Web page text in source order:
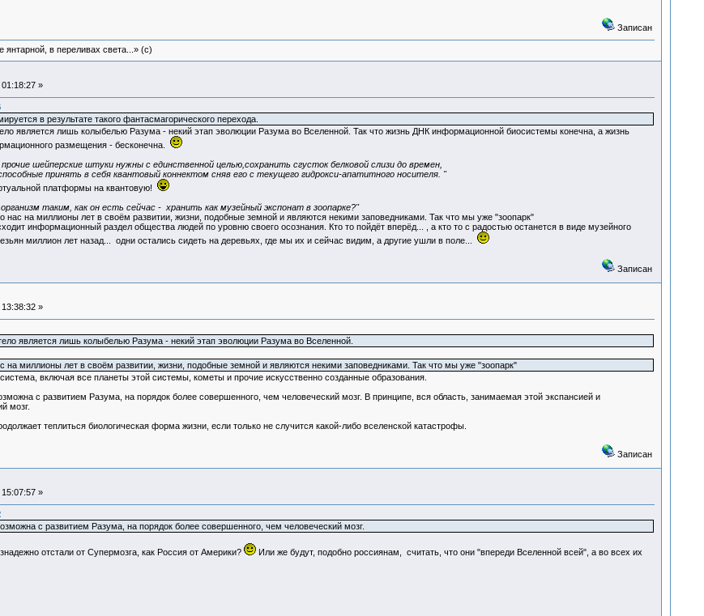
Записан
янтарной, в переливах света...» (c)
»
в результате такого фантасмагорического перехода.
является лишь колыбелью Разума - некий этап эволюции Разума во Вселенной. Так что жизнь ДНК информационной биосистемы конечна, а жизнь
размещения - бесконечна.
шейперские штуки нужны с единственной целью,сохранить сгусток белковой слизи до времен,
принять в себя квантовый коннектом сняв его с текущего гидрокси-апатитного носителя. "
платформы на квантовую!
таким, как он есть сейчас - хранить как музейный экспонат в зоопарке?"
на миллионы лет в своём развитии, жизни, подобные земной и являются некими заповедниками. Так что мы уже "зоопарк"
информационный раздел общества людей по уровню своего осознания. Кто то пойдёт вперёд... , а кто то с радостью останется в виде музейного
миллион лет назад... одни остались сидеть на деревьях, где мы их и сейчас видим, а другие ушли в поле...
Записан
»
является лишь колыбелью Разума - некий этап эволюции Разума во Вселенной.
на миллионы лет в своём развитии, жизни, подобные земной и являются некими заповедниками. Так что мы уже "зоопарк"
включая все планеты этой системы, кометы и прочие искусственно созданные образования.
с развитием Разума, на порядок более совершенного, чем человеческий мозг. В принципе, вся область, занимаемая этой экспансией и
мозг.
теплиться биологическая форма жизни, если только не случится какой-либо вселенской катастрофы.
Записан
»
с развитием Разума, на порядок более совершенного, чем человеческий мозг.
отстали от Супермозга, как Россия от Америки?
Или же будут, подобно россиянам, считать, что они "впереди Вселенной всей", а во всех их